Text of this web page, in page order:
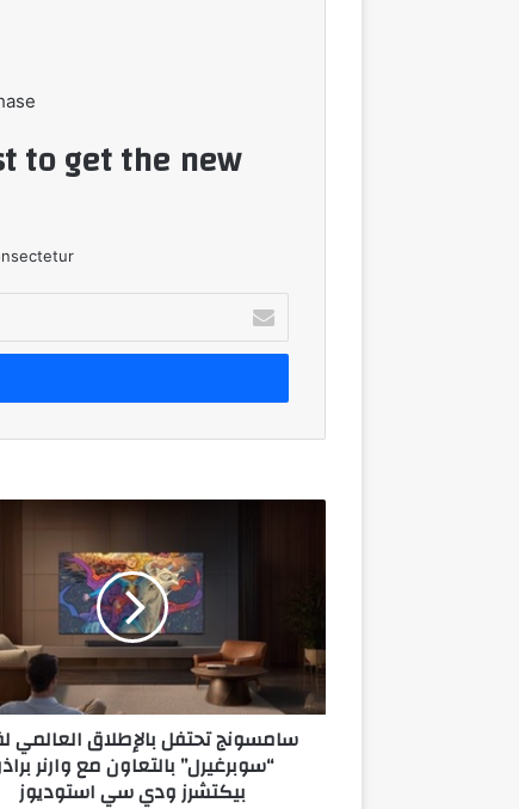
to get the new
بريدك
الإلكتروني
بالتعاون
وارنر
براذرزسامسونج تحتفل بالإطلاق العالمي
“سوبرغيرل” بالتعاون مع وارنر
بيكتشرز ودي سي استوديوز